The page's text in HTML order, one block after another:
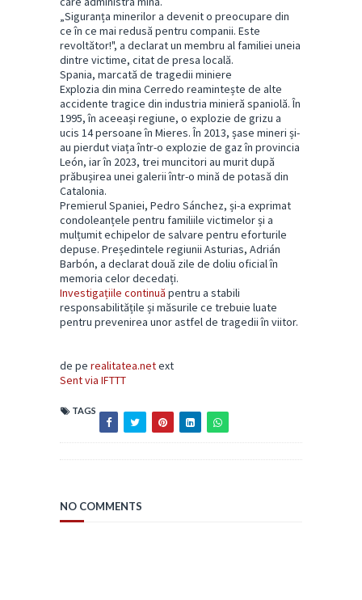
„Siguranța minerilor a devenit o preocupare din
ce în ce mai redusă pentru companii. Este
revoltător!", a declarat un membru al familiei uneia
dintre victime, citat de presa locală.
Spania, marcată de tragedii miniere
Explozia din mina Cerredo reamintește de alte
accidente tragice din industria minieră spaniolă. În
1995, în aceeași regiune, o explozie de grizu a
ucis 14 persoane în Mieres. În 2013, șase mineri și-
au pierdut viața într-o explozie de gaz în provincia
León, iar în 2023, trei muncitori au murit după
prăbușirea unei galerii într-o mină de potasă din
Catalonia.
Premierul Spaniei, Pedro Sánchez, și-a exprimat
condoleanțele pentru familiile victimelor și a
mulțumit echipelor de salvare pentru eforturile
depuse. Președintele regiunii Asturias, Adrián
Barbón, a declarat două zile de doliu oficial în
memoria celor decedați.
Investigațiile continuă pentru a stabili
responsabilitățile și măsurile ce trebuie luate
pentru prevenirea unor astfel de tragedii în viitor.
de pe realitatea.netext
Sent via IFTTT
TAGS
NO COMMENTS